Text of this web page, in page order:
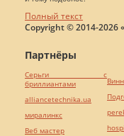
Полный текст
Copyright © 2014-2026
Партнёры
Серьги с
бриллиантами
alliancetechnika.ua
миралинкс
Веб мастер